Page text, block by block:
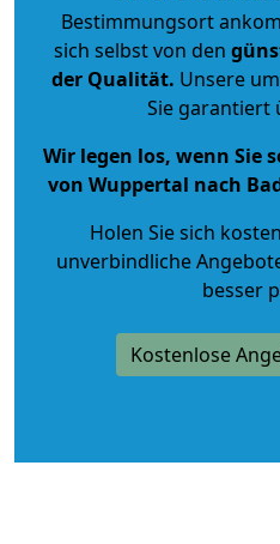
Bestimmungsort
sich selbst von den
der Qualität. Unsere
Sie garantiert
Wir legen los, wenn Sie
von Wuppertal nach
Holen Sie sich
unverbindliche
besser
Kostenlose